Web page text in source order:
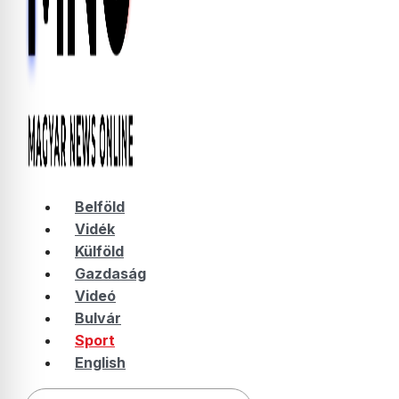
Belföld
Vidék
Külföld
Gazdaság
Videó
Bulvár
Sport
English